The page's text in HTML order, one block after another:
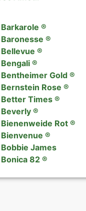
Barkarole ®
Baronesse ®
Bellevue ®
Bengali ®
Bentheimer Gold ®
Bernstein Rose ®
Better Times ®
Beverly ®
Bienenweide Rot ®
Bienvenue ®
Bobbie James
Bonica 82 ®